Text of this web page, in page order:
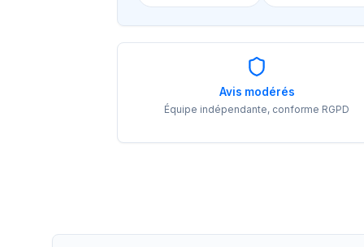
Avis modérés
Équipe indépendante, conforme RGPD